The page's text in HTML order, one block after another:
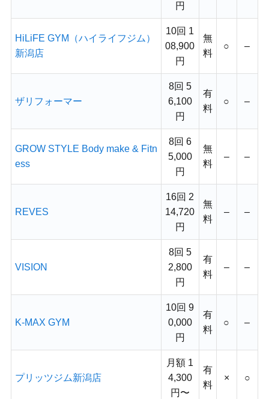
円
HiLiFE GYM（ハイライフジム）
新潟店
10回 1
08,900
円
無
料
○ –
ザリフォーマー
8回 5
6,100
円
有
料
○ –
GROW STYLE Body make & Fitn
ess
8回 6
5,000
円
無
料
– –
REVES
16回 2
14,720
円
無
料
– –
VISION
8回 5
2,800
円
有
料
– –
K-MAX GYM
10回 9
0,000
円
有
料
○ –
プリッツジム新潟店
月額 1
4,300
円〜
有
料
× ○